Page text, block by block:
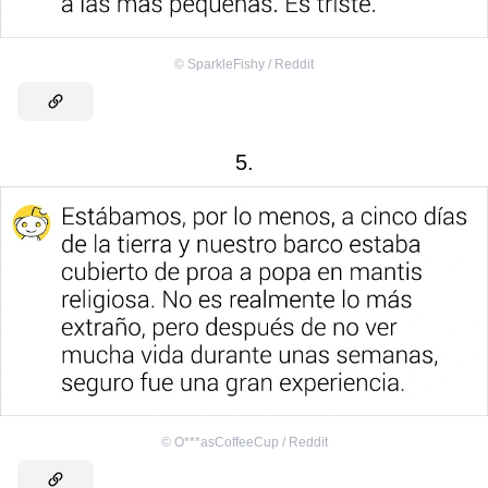
© SparkleFishy / Reddit
5.
© O***asCoffeeCup / Reddit